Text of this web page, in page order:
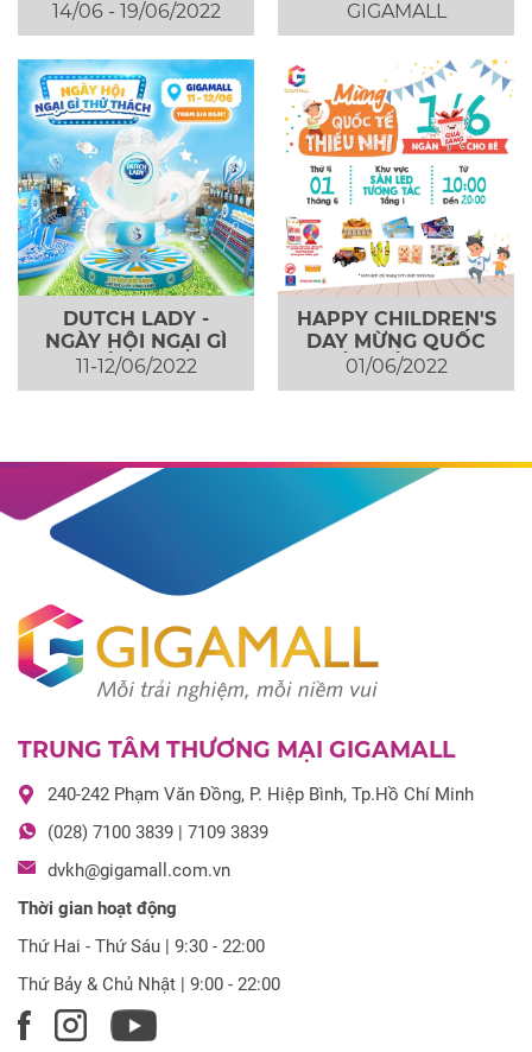
"𝐌𝐮̀𝐚 𝐦𝐮𝐚 𝐬𝐚̆́𝐦 𝐡𝐞̀
𝟐𝟎𝟐𝟐" - chương
trình...
14/06 - 19/06/2022
ĐIỂM THƯỞNG ĐỔI
QUÀ
GIGAMALL
DUTCH LADY -
NGÀY HỘI NGẠI GÌ
THỬ THÁCH
11-12/06/2022
HAPPY CHILDREN'S
DAY MỪNG QUỐC
TẾ THIẾU NHI -
GIGA DÀNH NGÀN
01/06/2022
TRUNG TÂM THƯƠNG MẠI GIGAMALL
240-242 Phạm Văn Đồng, P. Hiệp Bình, Tp.Hồ Chí Minh
(028) 7100 3839 | 7109 3839
dvkh@gigamall.com.vn
Thời gian hoạt động
Thứ Hai - Thứ Sáu | 9:30 - 22:00
Thứ Bảy & Chủ Nhật | 9:00 - 22:00